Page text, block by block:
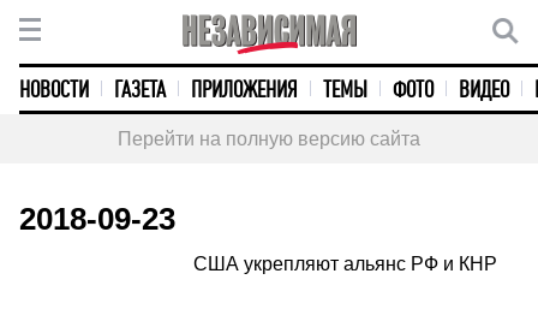
НОВОСТИ ГАЗЕТА ПРИЛОЖЕНИЯ ТЕМЫ ФОТО ВИДЕО
Перейти на полную версию сайта
2018-09-23
США укрепляют альянс РФ и КНР